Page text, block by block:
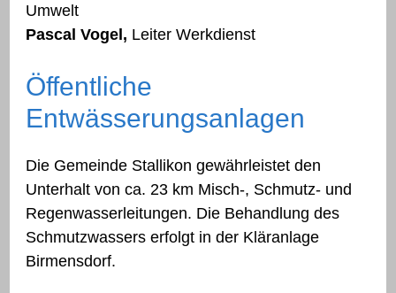
Umwelt
Pascal Vogel, Leiter Werkdienst
Öffentliche
Entwässerungsanlagen
Die Gemeinde Stallikon gewährleistet den
Unterhalt von ca. 23 km Misch-, Schmutz- und
Regenwasserleitungen. Die Behandlung des
Schmutzwassers erfolgt in der Kläranlage
Birmensdorf.